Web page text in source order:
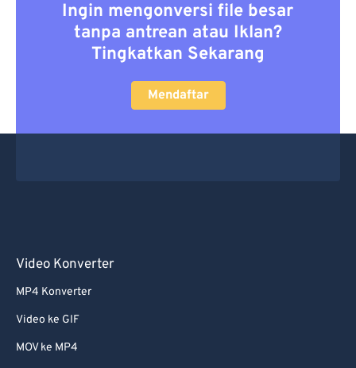
Ingin mengonversi file besar
tanpa antrean atau Iklan?
Tingkatkan Sekarang
Mendaftar
Video Konverter
MP4 Konverter
Video ke GIF
MOV ke MP4